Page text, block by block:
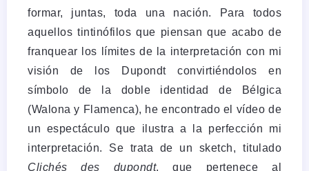
formar, juntas, toda una nación. Para todos
aquellos tintinófilos que piensan que acabo de
franquear los límites de la interpretación con mi
visión de los Dupondt convirtiéndolos en
símbolo de la doble identidad de Bélgica
(Walona y Flamenca), he encontrado el vídeo de
un espectáculo que ilustra a la perfección mi
interpretación. Se trata de un sketch, titulado
Clichés des dupondt, que pertenece al